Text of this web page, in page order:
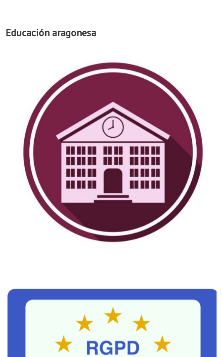
Educación aragonesa